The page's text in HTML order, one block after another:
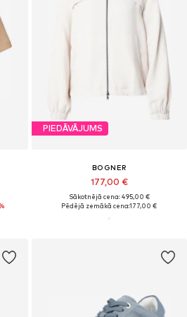
PIEDĀVĀJUMS
BOGNER
177,00 €
Sākotnējā cena: 495,00 €
Pēdējā zemākā cena:177,00 €